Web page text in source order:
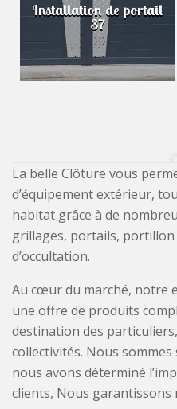
Installation de portail
37
La belle Clôture vous
d’équipement extérieur,
habitat grâce à de
grillages, portails,
d’occultation.
Au cœur du marché, notre
une offre de produits
destination des
collectivités. Nous
nous avons déterminé
clients, Nous garantissons